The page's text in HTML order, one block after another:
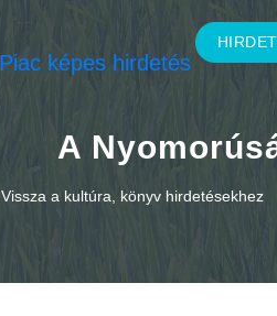
A
Vissza a kultúra, könyv hirdetésekhez